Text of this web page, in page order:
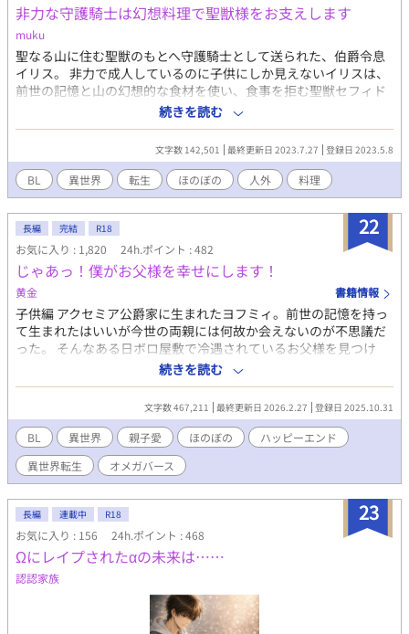
非力な守護騎士は幻想料理で聖獣様をお支えします
muku
聖なる山に住む聖獣のもとへ守護騎士として送られた、伯爵令息
イリス。 非力で成人しているのに子供にしか見えないイリスは、
前世の記憶と山の幻想的な食材を使い、食事を拒む聖獣セフィド
リーフに料理を作ることに。 両親に疎まれて居場所がないながら
も、健気に生きるイリスにセフィドリーフは心動かされ始めてい
た。 そして人間嫌いのセフィドリーフには隠された過去があるこ
とに、イリスは気づいていく。 非力な青年×人間嫌いの人外の、
料理と癒しの物語。 ※全年齢向け作品です。
続きを読む
文字数 142,501 最終更新日 2023.7.27 登録日 2023.5.8
BL 異世界 転生 ほのぼの 人外 料理
22
長編 完結 R18
お気に入り : 1,820 24h.ポイント : 482
じゃあっ！僕がお父様を幸せにします！
黄金 書籍情報
子供編 アクセミア公爵家に生まれたヨフミィ。前世の記憶を持っ
て生まれたはいいが今世の両親には何故か会えないのが不思議だ
った。 そんなある日ボロ屋敷で冷遇されているお父様を見つけ
る。 なんてことっ！だったら僕がお父様を幸せにしてみせる！！
大人編 自分が転生したのは駄女神様の所為だった！ 駄女神様の神
様ルールで死んだことにならなければならなくなったヨフミィ。
平民庭師のヨフとして、弟ヘミィネの番をつけらなきゃ！じゃな
いと大変なことに！ ※しおり、コメント、エールお気に入り、有
難うございます！
続きを読む
文字数 467,211 最終更新日 2026.2.27 登録日 2025.10.31
BL 異世界 親子愛 ほのぼの
ハッピーエンド
異世界転生
オメガバース
23
長編 連載中 R18
お気に入り : 156 24h.ポイント : 468
Ωにレイプされたαの未来は……
認認家族